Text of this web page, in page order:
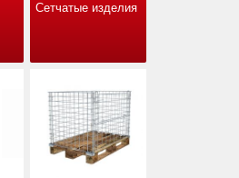
Сетчатые изделия